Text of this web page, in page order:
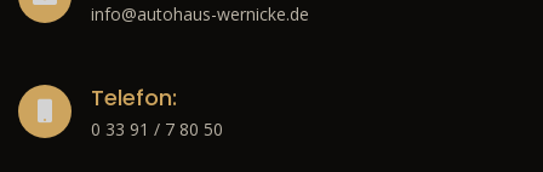
info@autohaus-wernicke.de
Telefon:
0 33 91 / 7 80 50